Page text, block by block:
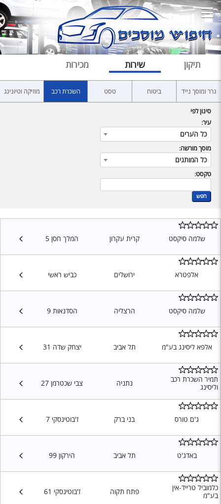
תיקון שירות מכירות
גרר ומוסך נייד ביטוח טסט השכרת רכב מוזיקה וטיונינג
סינון לפי
עיר:
כל הערים
מוסך מורשה:
כל המותגים
טקסט:
חפש
שלמה סיקסט קרית עקרון המלך חסן 5
אלפטרא ירושלים כביש ראשי
שלמה סיקסט הרצליה הסדנאות 9
אלפא ליסינג בע"מ תל אביב יצחק שדה 31
תמיר השכרת רכב
וליסינג
נתניה צבי שכטרמן 27
ג'ם טורס בני ברק ז'בוטינסקי 7
באדג'ט תל אביב הירקון 99
כלמוביל טרייד-אין
בע"מ
פתח תקוה ז'בוטינסקי 61